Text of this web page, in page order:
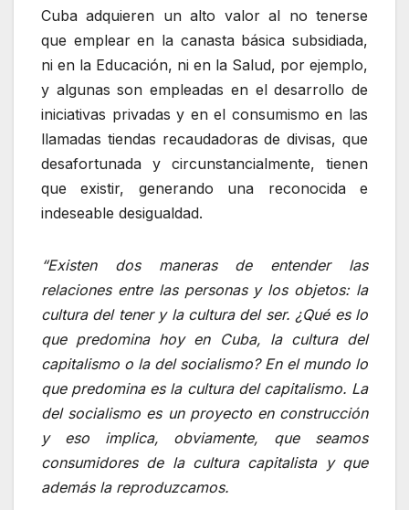
Cuba adquieren un alto valor al no tenerse
que emplear en la canasta básica subsidiada,
ni en la Educación, ni en la Salud, por ejemplo,
y algunas son empleadas en el desarrollo de
iniciativas privadas y en el consumismo en las
llamadas tiendas recaudadoras de divisas, que
desafortunada y circunstancialmente, tienen
que existir, generando una reconocida e
indeseable desigualdad.
“Existen dos maneras de entender las
relaciones entre las personas y los objetos: la
cultura del tener y la cultura del ser. ¿Qué es lo
que predomina hoy en Cuba, la cultura del
capitalismo o la del socialismo? En el mundo lo
que predomina es la cultura del capitalismo. La
del socialismo es un proyecto en construcción
y eso implica, obviamente, que seamos
consumidores de la cultura capitalista y que
además la reproduzcamos.